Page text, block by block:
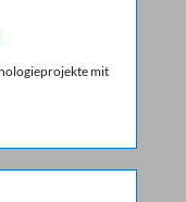
mit